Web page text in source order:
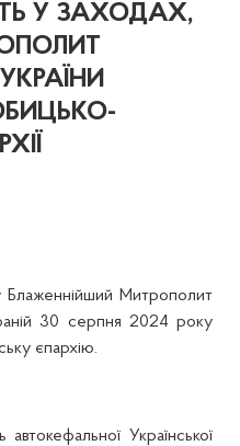
У ЗАХОДАХ,
УКРАЇНИ
Блаженнійший Митрополит
30 серпня 2024 року
єпархію.
Української